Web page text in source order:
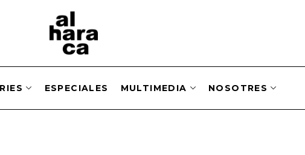
ESPECIALES MULTIMEDIA NOSOTRES